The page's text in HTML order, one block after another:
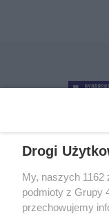
Drogi
My, naszych 1162
podmioty z Grupy
przechowujemy